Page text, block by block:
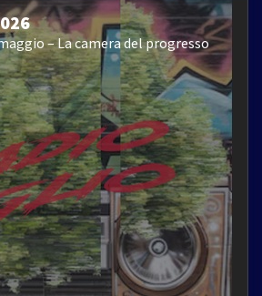
– La camera del progresso